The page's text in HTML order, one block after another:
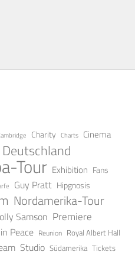
Charity Charts Cinema
Deutschland
Tour Exhibition Fans
Guy Pratt Hipgnosis
Nordamerika-Tour
Samson Premiere
Peace Reunion Royal Albert Hall
Studio Südamerika Tickets